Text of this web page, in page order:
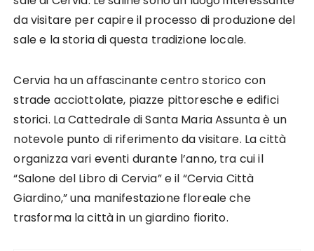
da visitare per capire il processo di produzione del
sale e la storia di questa tradizione locale.
Cervia ha un affascinante centro storico con
strade acciottolate, piazze pittoresche e edifici
storici. La Cattedrale di Santa Maria Assunta è un
notevole punto di riferimento da visitare. La città
organizza vari eventi durante l’anno, tra cui il
“Salone del Libro di Cervia” e il “Cervia Città
Giardino,” una manifestazione floreale che
trasforma la città in un giardino fiorito.